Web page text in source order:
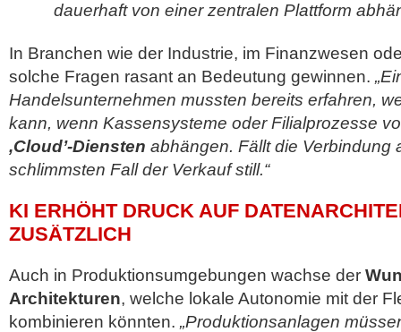
dauerhaft von einer zentralen Plattform
In Branchen wie der Industrie, im Finanzwesen
solche Fragen rasant an Bedeutung gewinnen.
Handelsunternehmen mussten bereits erfahren,
kann, wenn Kassensysteme oder Filialprozesse
,Cloud’-Diensten abhängen. Fällt die Verbindung
schlimmsten Fall der Verkauf still.“
KI ERHÖHT DRUCK AUF
ZUSÄTZLICH
Auch in Produktionsumgebungen wachse der
Architekturen, welche lokale Autonomie mit der
kombinieren könnten. „Produktionsanlagen